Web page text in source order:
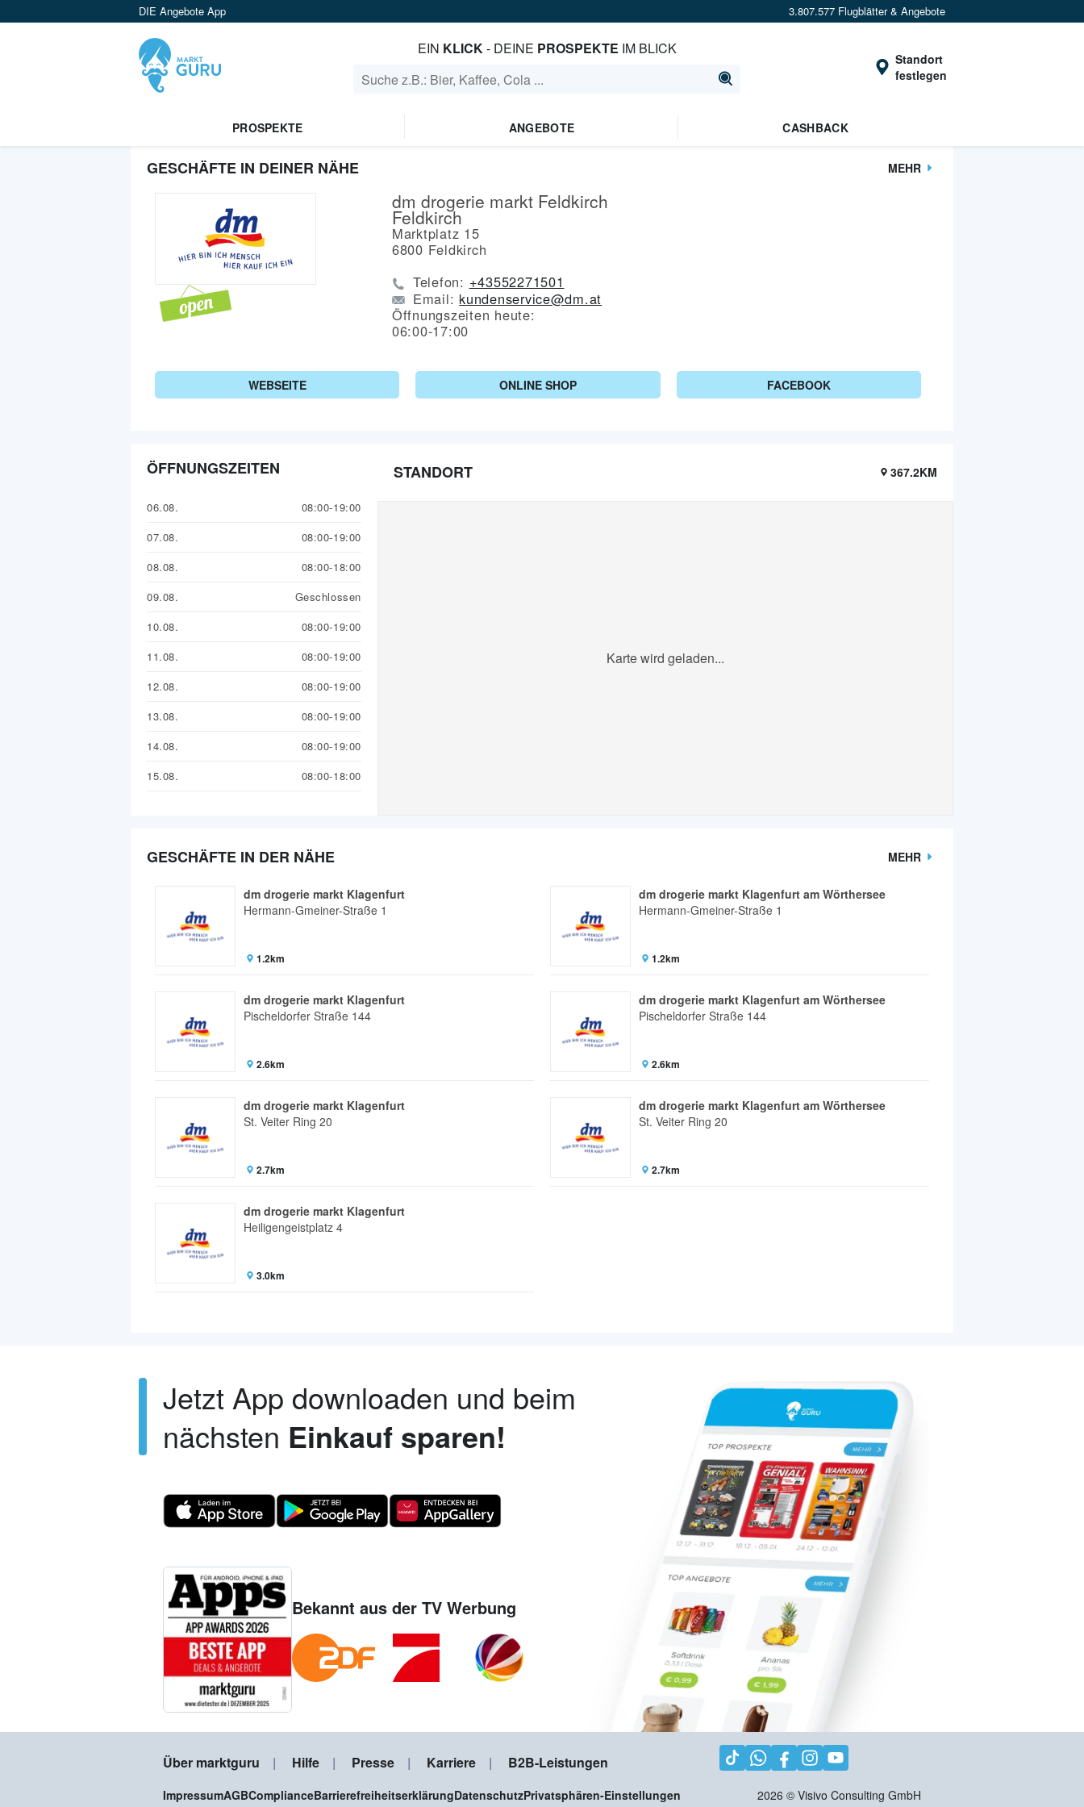
DIE Angebote App 3.807.577 Flugblätter & Angebote
EIN KLICK- DEINE PROSPEKTE IM BLICK
Standort
festlegen
PROSPEKTE ANGEBOTE CASHBACK
GESCHÄFTE IN DEINER NÄHE MEHR
dm drogerie markt Feldkirch
Feldkirch
Marktplatz 15
6800 Feldkirch
Telefon: +43552271501
Email: kundenservice@dm.at
Öffnungszeiten heute:
06:00-17:00
WEBSEITE ONLINE SHOP FACEBOOK
ÖFFNUNGSZEITEN
06.08.
08:00-19:00
07.08.
08:00-19:00
08.08.
08:00-18:00
09.08.
Geschlossen
10.08.
08:00-19:00
11.08.
08:00-19:00
12.08.
08:00-19:00
13.08.
08:00-19:00
14.08.
08:00-19:00
15.08.
08:00-18:00
STANDORT 367.2KM
Karte wird geladen...
GESCHÄFTE IN DER NÄHE MEHR
dm drogerie markt Klagenfurt
Hermann-Gmeiner-Straße 1
1.2km
dm drogerie markt Klagenfurt am Wörthersee
Hermann-Gmeiner-Straße 1
1.2km
dm drogerie markt Klagenfurt
Pischeldorfer Straße 144
2.6km
dm drogerie markt Klagenfurt am Wörthersee
Pischeldorfer Straße 144
2.6km
dm drogerie markt Klagenfurt
St. Veiter Ring 20
2.7km
dm drogerie markt Klagenfurt am Wörthersee
St. Veiter Ring 20
2.7km
dm drogerie markt Klagenfurt
Heiligengeistplatz 4
3.0km
Jetzt App downloaden und beim
nächsten Einkauf sparen!
Bekannt aus der TV Werbung
Über marktguru Hilfe Presse Karriere B2B-Leistungen
ImpressumAGBComplianceBarrierefreiheitserklärungDatenschutzPrivatsphären-Einstellungen 2026 © Visivo Consulting GmbH